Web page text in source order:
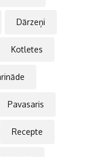
Dārzeņi
Kotletes
Pavasaris
Recepte